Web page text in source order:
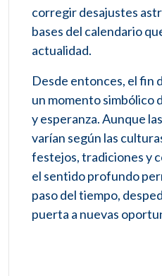
corregir desajustes
bases del calendario
actualidad.
Desde entonces, el fin
un momento simbólico
y esperanza. Aunque
varían según las
festejos, tradiciones y
el sentido profundo
paso del tiempo,
puerta a nuevas